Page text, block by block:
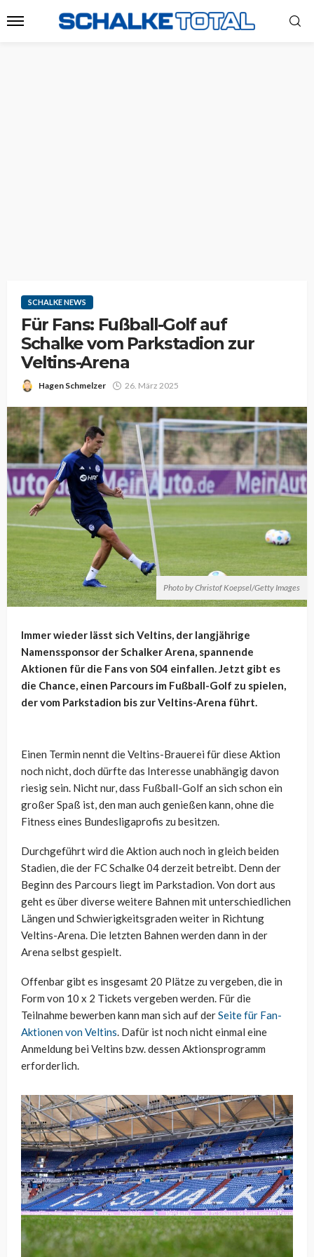
SCHALKE NEWS
Für Fans: Fußball-Golf auf
Schalke vom Parkstadion zur
Veltins-Arena
Hagen Schmelzer 26. März 2025
Photo by Christof Koepsel/Getty Images
Immer wieder lässt sich Veltins, der langjährige
Namenssponsor der Schalker Arena, spannende
Aktionen für die Fans von S04 einfallen. Jetzt gibt es
die Chance, einen Parcours im Fußball-Golf zu spielen,
der vom Parkstadion bis zur Veltins-Arena führt.
Einen Termin nennt die Veltins-Brauerei für diese Aktion
noch nicht, doch dürfte das Interesse unabhängig davon
riesig sein. Nicht nur, dass Fußball-Golf an sich schon ein
großer Spaß ist, den man auch genießen kann, ohne die
Fitness eines Bundesligaprofis zu besitzen.
Durchgeführt wird die Aktion auch noch in gleich beiden
Stadien, die der FC Schalke 04 derzeit betreibt. Denn der
Beginn des Parcours liegt im Parkstadion. Von dort aus
geht es über diverse weitere Bahnen mit unterschiedlichen
Längen und Schwierigkeitsgraden weiter in Richtung
Veltins-Arena. Die letzten Bahnen werden dann in der
Arena selbst gespielt.
Offenbar gibt es insgesamt 20 Plätze zu vergeben, die in
Form von 10 x 2 Tickets vergeben werden. Für die
Teilnahme bewerben kann man sich auf derSeite für Fan-
Aktionen von Veltins. Dafür ist noch nicht einmal eine
Anmeldung bei Veltins bzw. dessen Aktionsprogramm
erforderlich.